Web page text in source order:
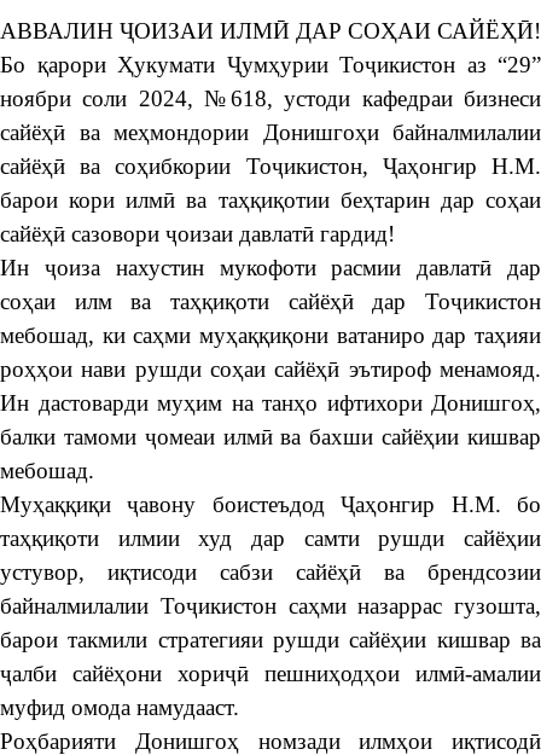
АВВАЛИН ҶОИЗАИ ИЛМӢ ДАР СОҲАИ САЙЁҲӢ!
Бо қарори Ҳукумати Ҷумҳурии Тоҷикистон аз “29”
ноябри соли 2024, №618, устоди кафедраи бизнеси
сайёҳӣ ва меҳмондории Донишгоҳи байналмилалии
сайёҳӣ ва соҳибкории Тоҷикистон, Ҷаҳонгир Н.М.
барои кори илмӣ ва таҳқиқотии беҳтарин дар соҳаи
сайёҳӣ сазовори ҷоизаи давлатӣ гардид!
Ин ҷоиза нахустин мукофоти расмии давлатӣ дар
соҳаи илм ва таҳқиқоти сайёҳӣ дар Тоҷикистон
мебошад, ки саҳми муҳаққиқони ватаниро дар таҳияи
роҳҳои нави рушди соҳаи сайёҳӣ эътироф менамояд.
Ин дастоварди муҳим на танҳо ифтихори Донишгоҳ,
балки тамоми ҷомеаи илмӣ ва бахши сайёҳии кишвар
мебошад.
Муҳаққиқи ҷавону боистеъдод Ҷаҳонгир Н.М. бо
таҳқиқоти илмии худ дар самти рушди сайёҳии
устувор, иқтисоди сабзи сайёҳӣ ва брендсозии
байналмилалии Тоҷикистон саҳми назаррас гузошта,
барои такмили стратегияи рушди сайёҳии кишвар ва
ҷалби сайёҳони хориҷӣ пешниҳодҳои илмӣ-амалии
муфид омода намудааст.
Роҳбарияти Донишгоҳ номзади илмҳои иқтисодӣ